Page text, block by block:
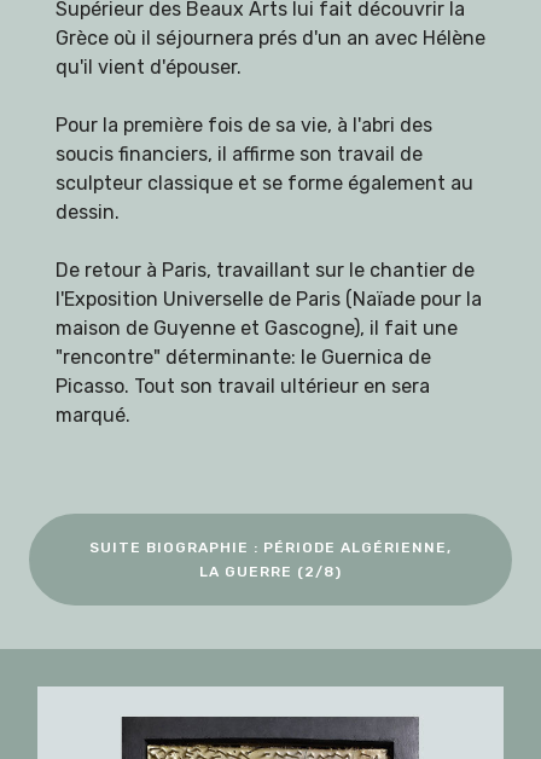
Supérieur des Beaux Arts lui fait découvrir la
Grèce où il séjournera prés d'un an avec Hélène
qu'il vient d'épouser.
Pour la première fois de sa vie, à l'abri des
soucis financiers, il affirme son travail de
sculpteur classique et se forme également au
dessin.
De retour à Paris, travaillant sur le chantier de
l'Exposition Universelle de Paris (Naïade pour la
maison de Guyenne et Gascogne), il fait une
"rencontre" déterminante: le Guernica de
Picasso. Tout son travail ultérieur en sera
marqué.
SUITE BIOGRAPHIE : PÉRIODE ALGÉRIENNE,
LA GUERRE (2/8)